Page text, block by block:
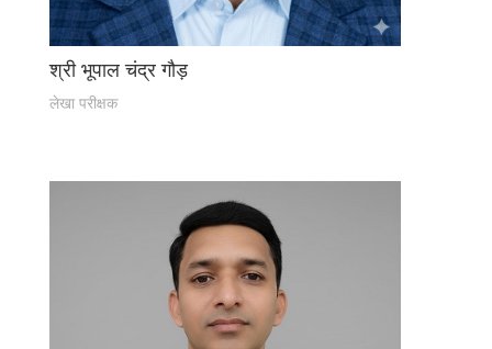
श्री भूपाल चंद्र गौड़
लेखा परीक्षक